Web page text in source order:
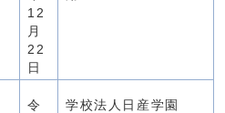
12
月
22
日
令
学校法人日産学園